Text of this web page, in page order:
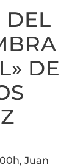
«A
L’OMBRA
DEL
DE
JUAN
DEL
DE
Juan